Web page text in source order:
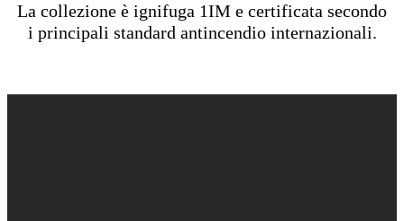
La collezione è ignifuga 1IM e certificata secondo
i principali standard antincendio internazionali.